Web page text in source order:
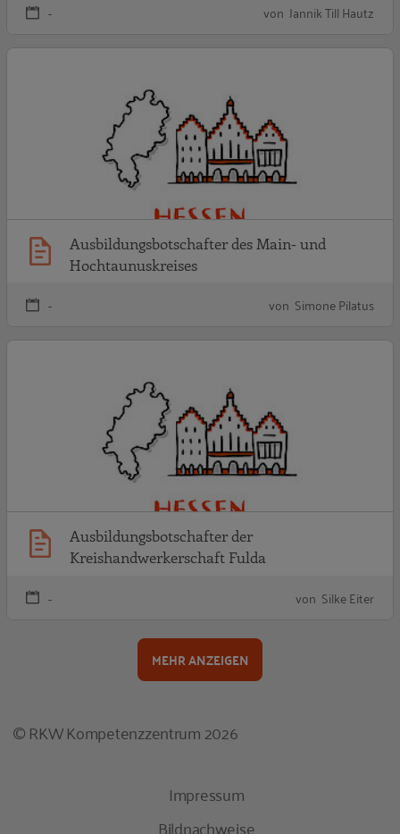
- von Jannik Till Hautz
Ausbildungsbotschafter des Main- und
Hochtaunuskreises
- von Simone Pilatus
Ausbildungsbotschafter der
Kreishandwerkerschaft Fulda
- von Silke Eiter
MEHR ANZEIGEN
© RKW Kompetenzzentrum 2026
Impressum
Bildnachweise